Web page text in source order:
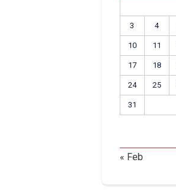
3 4
10 11
17 18
24 25
31
« Feb